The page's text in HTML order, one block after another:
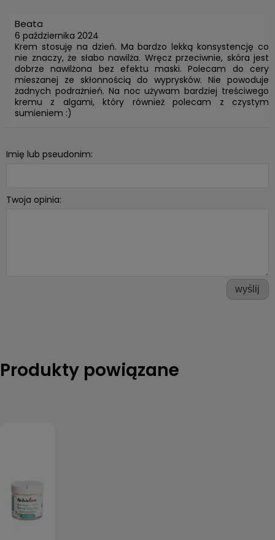
Beata
6 października 2024
Krem stosuję na dzień. Ma bardzo lekką konsystencję co
nie znaczy, że słabo nawilża. Wręcz przeciwnie, skóra jest
dobrze nawilżona bez efektu maski. Polecam do cery
mieszanej ze skłonnością do wyprysków. Nie powoduje
żadnych podrażnień. Na noc używam bardziej treściwego
kremu z algami, który również polecam z czystym
sumieniem :)
Imię lub pseudonim:
Twoja opinia:
wyślij
Produkty powiązane